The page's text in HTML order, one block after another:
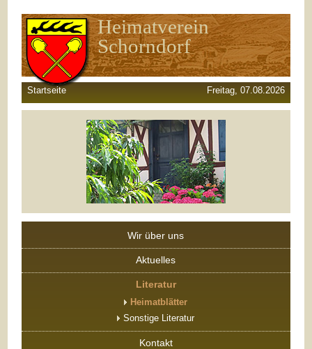
Heimatverein
Schorndorf
Startseite Freitag, 07.08.2026
Wir über uns
Aktuelles
Literatur
Heimatblätter
Sonstige Literatur
Kontakt